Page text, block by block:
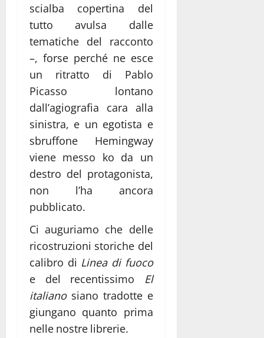
scialba copertina del
tutto avulsa dalle
tematiche del racconto
–, forse perché ne esce
un ritratto di Pablo
Picasso lontano
dall’agiografia cara alla
sinistra, e un egotista e
sbruffone Hemingway
viene messo ko da un
destro del protagonista,
non l’ha ancora
pubblicato.
Ci auguriamo che delle
ricostruzioni storiche del
calibro di Linea di fuoco
e del recentissimo
El
italianosiano tradotte e
giungano quanto prima
nelle nostre librerie.